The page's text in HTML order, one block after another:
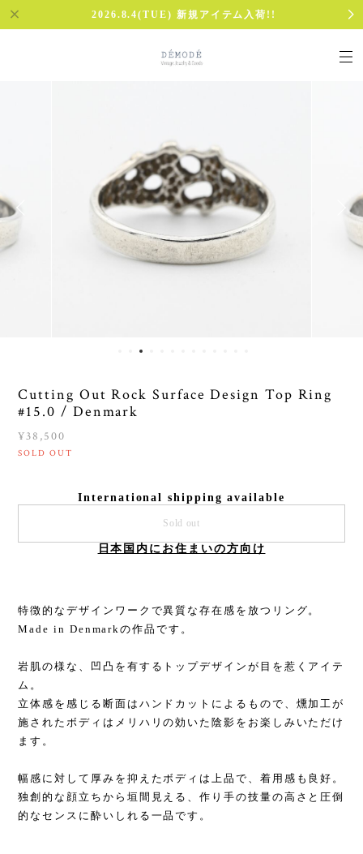
2026.8.4(TUE) 新規アイテム入荷!!
Cutting Out Rock Surface Design Top Ring
#15.0 / Denmark
¥38,500
SOLD OUT
International shipping available
Sold out
日本国内にお住まいの方向け
特徴的なデザインワークで異質な存在感を放つリング。
Made in Denmarkの作品です。
岩肌の様な、凹凸を有するトップデザインが目を惹くアイテ
ム。
立体感を感じる断面はハンドカットによるもので、燻加工が
施されたボディはメリハリの効いた陰影をお楽しみいただけ
ます。
幅感に対して厚みを抑えたボディは上品で、着用感も良好。
独創的な顔立ちから垣間見える、作り手の技量の高さと圧倒
的なセンスに酔いしれる一品です。